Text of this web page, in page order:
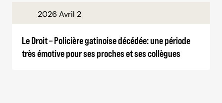
2026 Avril 2
Le Droit – Policière gatinoise décédée: une période
très émotive pour ses proches et ses collègues